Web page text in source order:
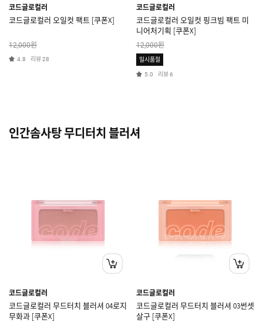
코드글로컬러
코드글로컬러 오일컷 팩트 [쿠폰X]
12,000원
4.8 리뷰28
코드글로컬러
코드글로컬러 오일컷 핑크빔 팩트 미
니어처기획 [쿠폰X]
12,000원
일시품절
5.0 리뷰6
인간솜사탕 무디터치 블러셔
코드글로컬러
코드글로컬러 무드터치 블러셔 04로지
무화과 [쿠폰X]
코드글로컬러
코드글로컬러 무드터치 블러셔 03썬셋
살구 [쿠폰X]